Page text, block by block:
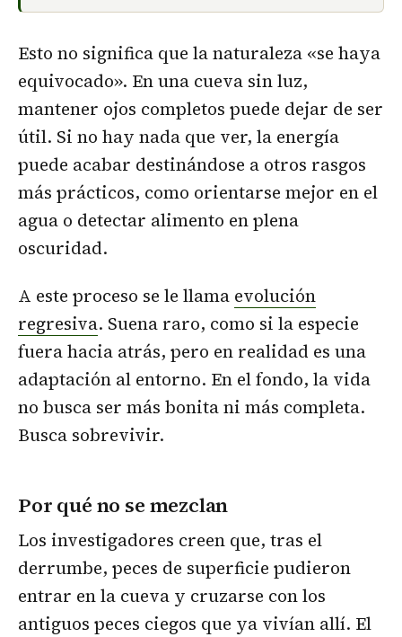
Esto no significa que la naturaleza «se haya
equivocado». En una cueva sin luz,
mantener ojos completos puede dejar de ser
útil. Si no hay nada que ver, la energía
puede acabar destinándose a otros rasgos
más prácticos, como orientarse mejor en el
agua o detectar alimento en plena
oscuridad.
A este proceso se le llama evolución
regresiva. Suena raro, como si la especie
fuera hacia atrás, pero en realidad es una
adaptación al entorno. En el fondo, la vida
no busca ser más bonita ni más completa.
Busca sobrevivir.
Por qué no se mezclan
Los investigadores creen que, tras el
derrumbe, peces de superficie pudieron
entrar en la cueva y cruzarse con los
antiguos peces ciegos que ya vivían allí. El